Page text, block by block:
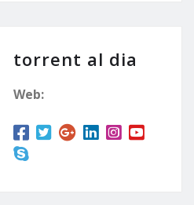
torrent al dia
Web: